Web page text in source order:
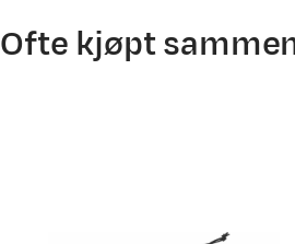
Ofte kjøpt